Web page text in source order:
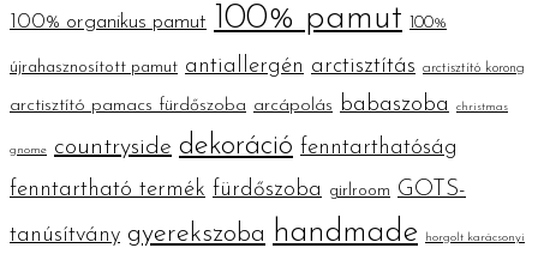
100% organikus pamut 100% pamut 100%
újrahasznosított pamut antiallergén arctisztítás arctisztító korong
arctisztító pamacs fürdőszoba arcápolás babaszoba christmas
gnome countryside dekoráció fenntarthatóság
fenntartható termék fürdőszoba girlroom
GOTS-
tanúsítvány gyerekszoba handmade horgolt karácsonyi